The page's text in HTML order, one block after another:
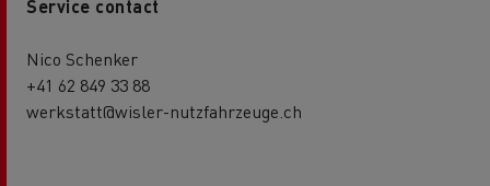
Service contact
Nico Schenker
+41 62 849 33 88
werkstatt@wisler-nutzfahrzeuge.ch